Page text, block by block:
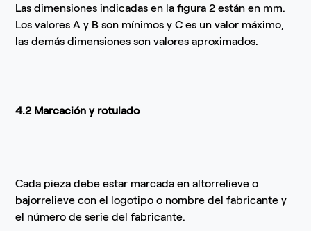
Las dimensiones indicadas en la figura 2 están en mm.
Los valores A y B son mínimos y C es un valor máximo,
las demás dimensiones son valores aproximados.
4.2 Marcación y rotulado
Cada pieza debe estar marcada en altorrelieve o
bajorrelieve con el logotipo o nombre del fabricante y
el número de serie del fabricante.